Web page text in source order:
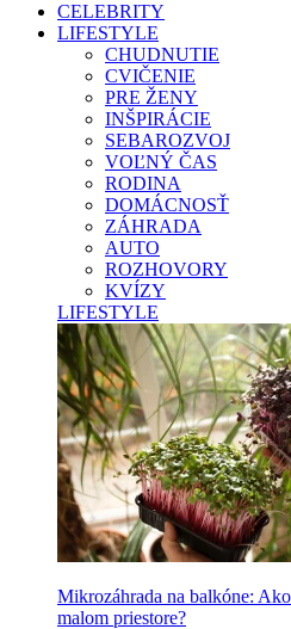
CELEBRITY
LIFESTYLE
CHUDNUTIE
CVIČENIE
PRE ŽENY
INŠPIRÁCIE
SEBAROZVOJ
VOĽNÝ ČAS
RODINA
DOMÁCNOSŤ
ZÁHRADA
AUTO
ROZHOVORY
KVÍZY
LIFESTYLE
Mikrozáhrada na balkóne:
malom priestore?